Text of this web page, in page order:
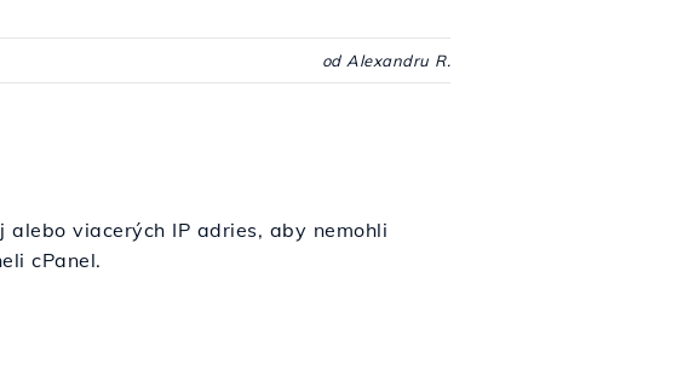
od Alexandru R.
viacerých IP adries, aby nemohli
cPanel.